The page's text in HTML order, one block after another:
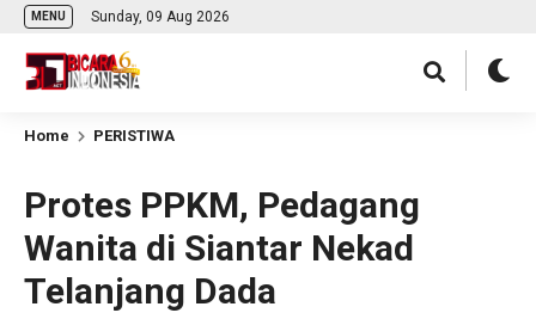
MENU Sunday, 09 Aug 2026
Home PERISTIWA
Protes PPKM, Pedagang
Wanita di Siantar Nekad
Telanjang Dada